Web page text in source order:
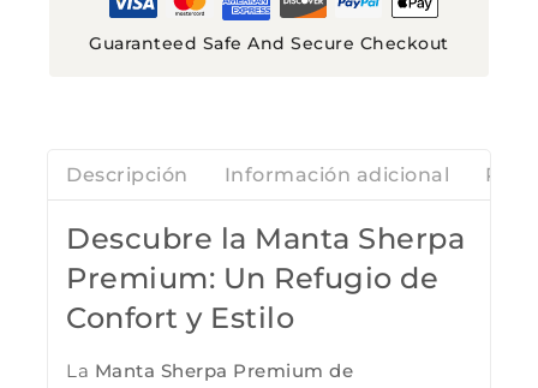
Guaranteed Safe And Secure Checkout
Descripción Información adicional
Descubre la Manta Sherpa
Premium: Un Refugio de
Confort y Estilo
La Manta Sherpa Premium de